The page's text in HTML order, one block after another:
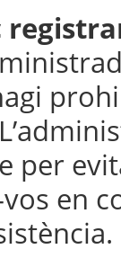
per
en